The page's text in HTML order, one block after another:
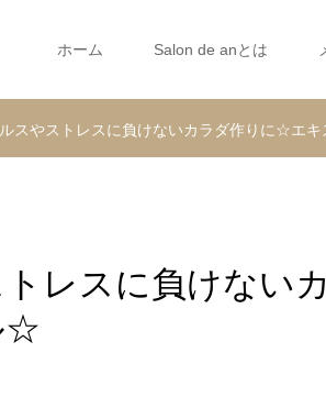
ホーム Salon de anとは
スやストレスに負けないカラダ作りに☆エ
レスに負けない
☆